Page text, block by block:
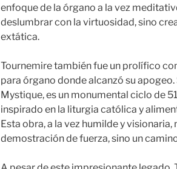
enfoque de la órgano a la vez
deslumbrar con la virtuosidad, sino
extática.
Tournemire también fue un prolífico
para órgano donde alcanzó su apogeo.
Mystique, es un monumental ciclo de
inspirado en la liturgia católica y
Esta obra, a la vez humilde y visionaria,
demostración de fuerza, sino un